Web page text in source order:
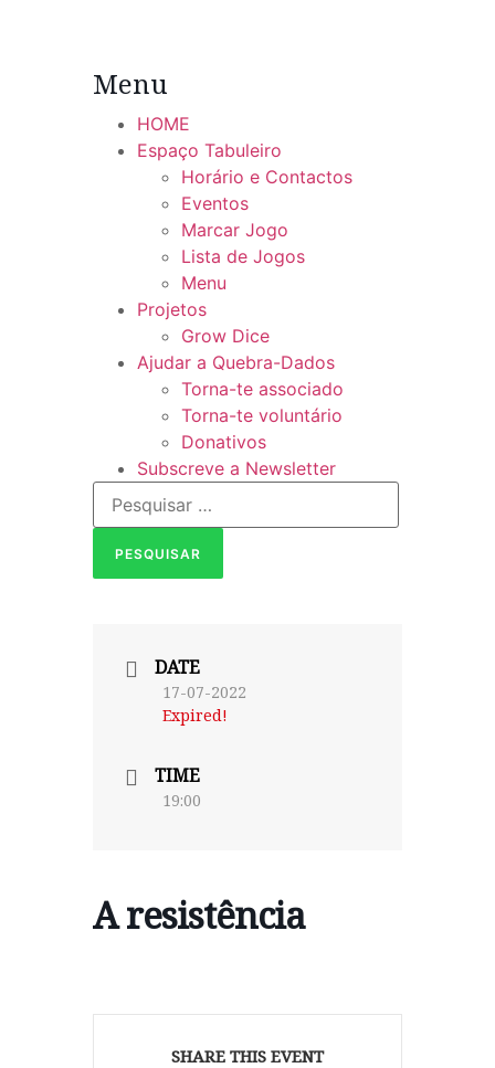
Menu
HOME
Espaço Tabuleiro
Horário e Contactos
Eventos
Marcar Jogo
Lista de Jogos
Menu
Projetos
Grow Dice
Ajudar a Quebra-Dados
Torna-te associado
Torna-te voluntário
Donativos
Subscreve a Newsletter
DATE
17-07-2022
Expired!
TIME
19:00
A resistência
SHARE THIS EVENT